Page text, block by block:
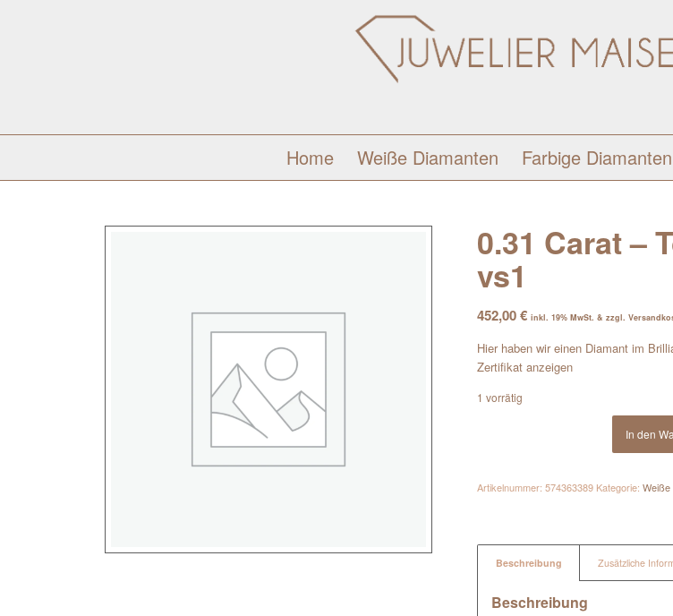
Home Weiße Diamanten Farbige Diamanten
0.31 Carat –
vs1
452,00€ inkl. 19% MwSt. & zzgl.
Hier haben wir einen Diamant im
Zertifikat anzeigen
1 vorrätig
In den
Artikelnummer:574363389 Kategorie:Weiße
Beschreibung Zusätzliche
Beschreibung